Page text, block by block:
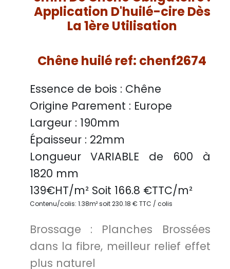
Application D'huilé-cire Dès
La 1ère Utilisation
Chêne huilé ref: chenf2674
Essence de bois : Chêne
Origine Parement : Europe
Largeur : 190mm
Épaisseur : 22mm
Longueur VARIABLE de 600 à
1820 mm
139€HT/m² Soit 166.8 €TTC/m²
Contenu/colis: 1.38m² soit 230.18 € TTC / colis
Brossage : Planches Brossées
dans la fibre, meilleur relief effet
plus naturel